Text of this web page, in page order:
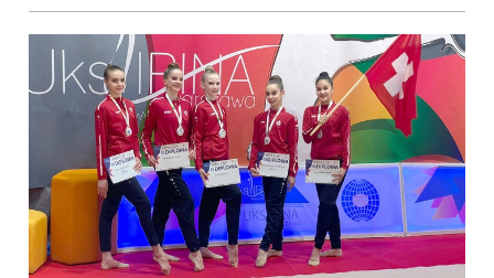
Deuxième qualification pour les CE à Varsovie